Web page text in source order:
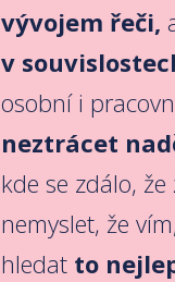
vývojem řeči,
v
osobní i
neztrácet
kde se zdálo,
nemyslet, že
hledat to